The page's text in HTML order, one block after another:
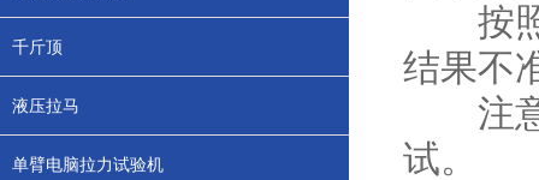
千斤顶
液压拉马
单臂电脑拉力试验机
按照
结果不
注意
试。